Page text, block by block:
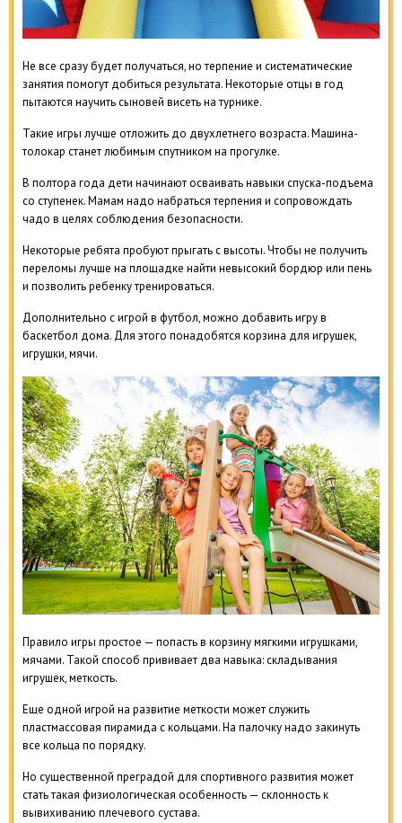
Не все сразу будет получаться, но терпение и систематические
занятия помогут добиться результата. Некоторые отцы в год
пытаются научить сыновей висеть на турнике.
Такие игры лучше отложить до двухлетнего возраста. Машина-
толокар станет любимым спутником на прогулке.
В полтора года дети начинают осваивать навыки спуска-подъема
со ступенек. Мамам надо набраться терпения и сопровождать
чадо в целях соблюдения безопасности.
Некоторые ребята пробуют прыгать с высоты. Чтобы не получить
переломы лучше на площадке найти невысокий бордюр или пень
и позволить ребенку тренироваться.
Дополнительно с игрой в футбол, можно добавить игру в
баскетбол дома. Для этого понадобятся корзина для игрушек,
игрушки, мячи.
Правило игры простое — попасть в корзину мягкими игрушками,
мячами. Такой способ прививает два навыка: складывания
игрушек, меткость.
Еще одной игрой на развитие меткости может служить
пластмассовая пирамида с кольцами. На палочку надо закинуть
все кольца по порядку.
Но существенной преградой для спортивного развития может
стать такая физиологическая особенность — склонность к
вывихиванию плечевого сустава.